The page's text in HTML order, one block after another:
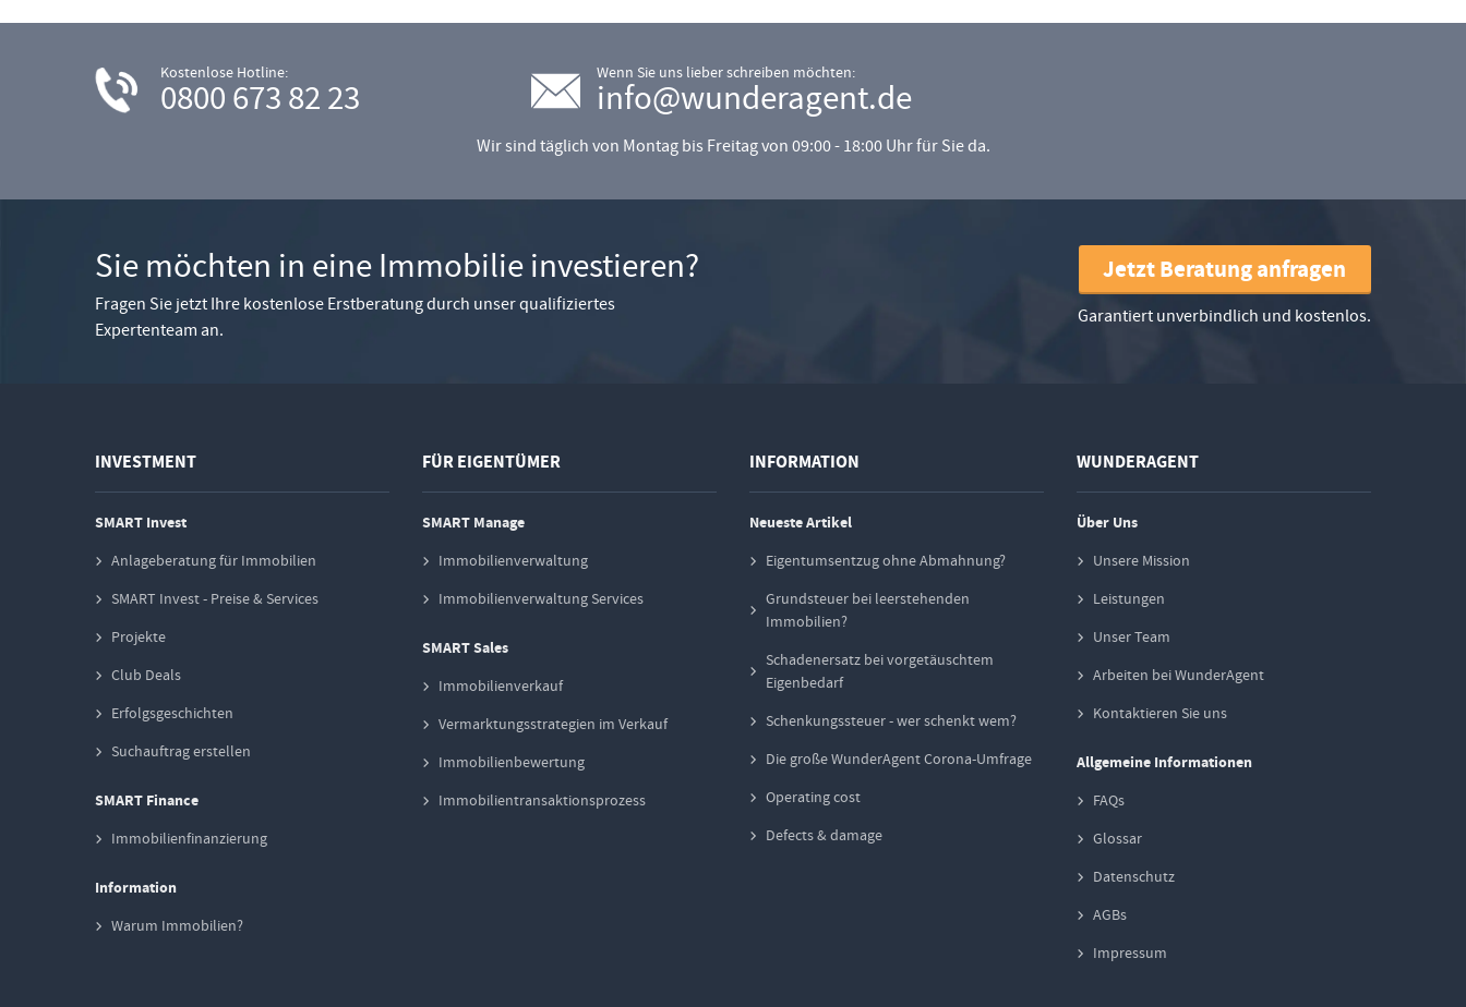
Kostenlose Hotline:
0800 673 82 23
Wenn Sie uns lieber schreiben möchten:
info@wunderagent.de
Wir sind täglich von Montag bis Freitag von 09:00 - 18:00 Uhr für Sie da.
Sie möchten in eine Immobilie investieren?
Fragen Sie jetzt Ihre kostenlose Erstberatung durch unser qualifiziertes
Expertenteam an.
Jetzt Beratung anfragen
Garantiert unverbindlich und kostenlos.
INVESTMENT
SMART Invest
Anlageberatung für Immobilien
SMART Invest - Preise & Services
Projekte
Club Deals
Erfolgsgeschichten
Suchauftrag erstellen
SMART Finance
Immobilienfinanzierung
Information
Warum Immobilien?
FÜR EIGENTÜMER
SMART Manage
Immobilienverwaltung
Immobilienverwaltung Services
SMART Sales
Immobilienverkauf
Vermarktungsstrategien im Verkauf
Immobilienbewertung
Immobilientransaktionsprozess
INFORMATION
Neueste Artikel
Eigentumsentzug ohne Abmahnung?
Grundsteuer bei leerstehenden
Immobilien?
Schadenersatz bei vorgetäuschtem
Eigenbedarf
Schenkungssteuer - wer schenkt wem?
Die große WunderAgent Corona-Umfrage
Operating cost
Defects & damage
WUNDERAGENT
Über Uns
Unsere Mission
Leistungen
Unser Team
Arbeiten bei WunderAgent
Kontaktieren Sie uns
Allgemeine Informationen
FAQs
Glossar
Datenschutz
AGBs
Impressum